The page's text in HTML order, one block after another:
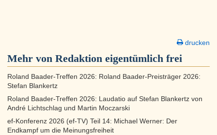
drucken
Mehr von Redaktion eigentümlich frei
Roland Baader-Treffen 2026: Roland Baader-Preisträger 2026:
Stefan Blankertz
Roland Baader-Treffen 2026: Laudatio auf Stefan Blankertz von
André Lichtschlag und Martin Moczarski
ef-Konferenz 2026 (ef-TV) Teil 14: Michael Werner: Der
Endkampf um die Meinungsfreiheit